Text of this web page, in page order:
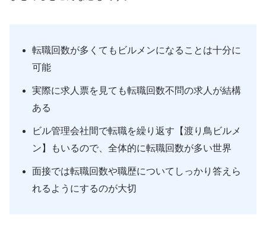
転職回数が多くてもビルメンになることは十分に
可能
実際に求人票を見ても転職回数不問の求人が結構
ある
ビル管理会社間で転職を繰り返す【渡り鳥ビルメ
ン】もいるので、全体的に転職回数が多い世界
面接では転職回数や職歴についてしっかり答えら
れるようにするのが大切